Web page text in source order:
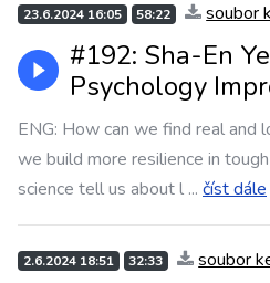
23.6.2024 16:05 58:22 soubor
#192: Sha-En
Psychology
ENG: How can we find real and
we build more resilience in
science tell us about l ... číst dále
2.6.2024 18:51 32:33 soubor